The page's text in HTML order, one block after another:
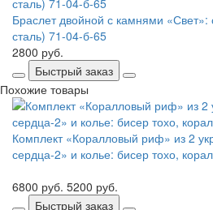
Браслет двойной с камнями «Свет»:
сталь) 71-04-б-65
2800 руб.
Быстрый заказ
Похожие товары
Комплект «Коралловый риф» из 2
сердца-2» и колье: бисер тохо,
6800 руб. 5200 руб.
Быстрый заказ